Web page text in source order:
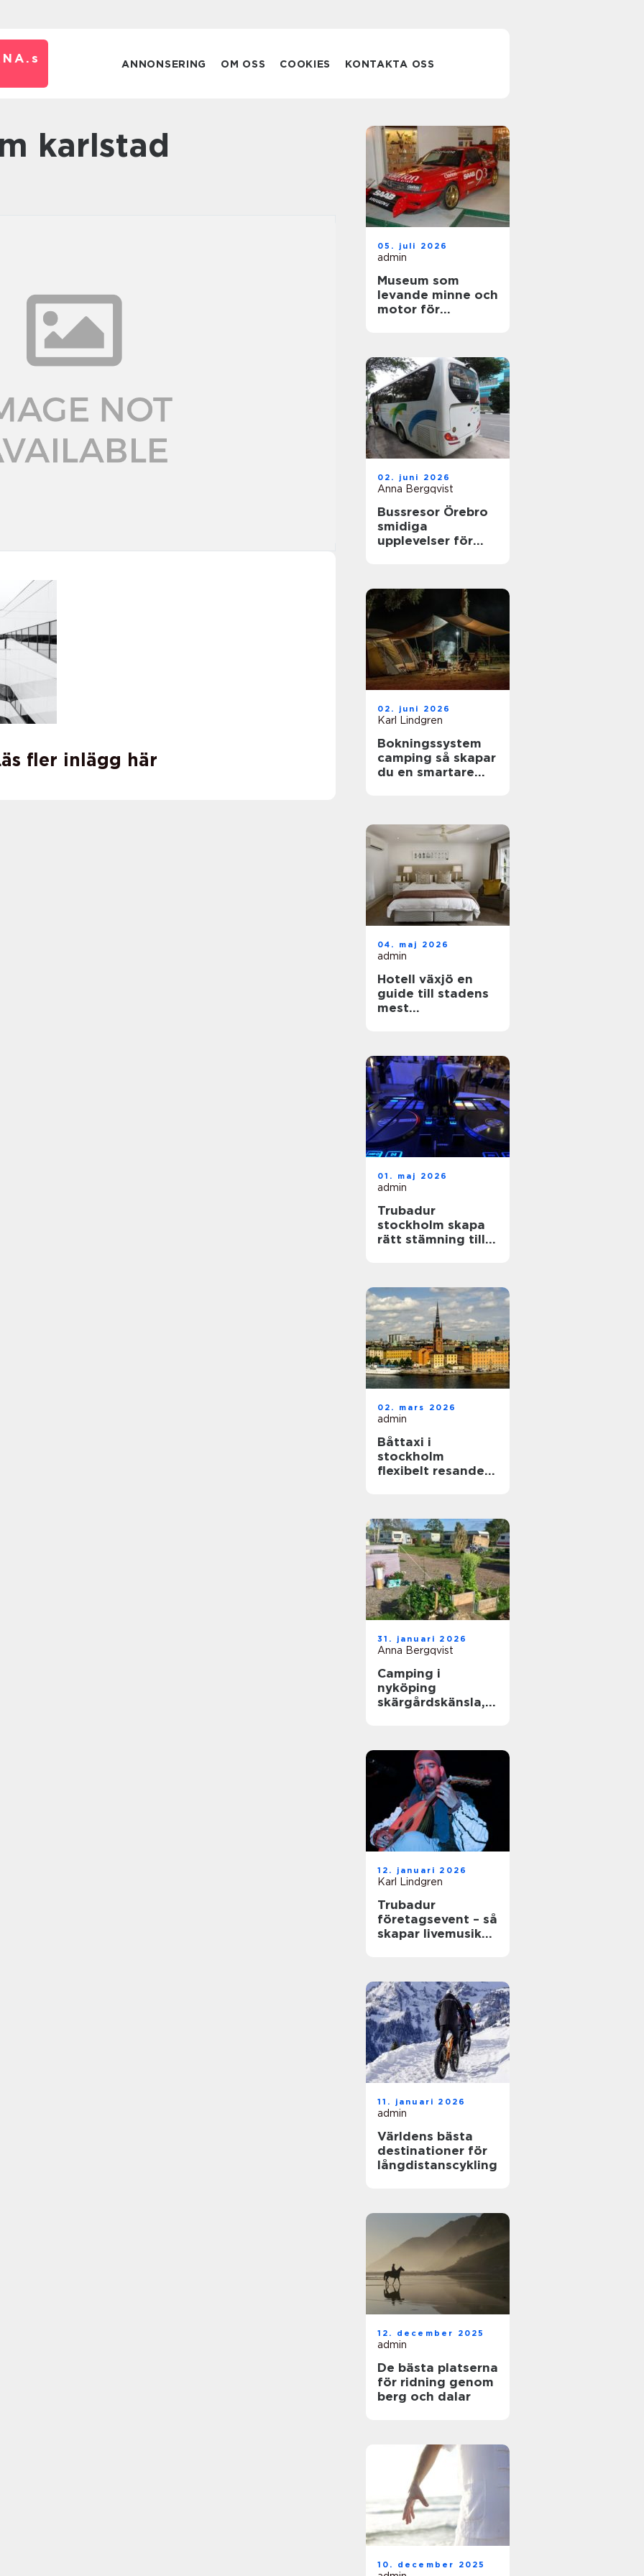
s ANNONSERING OM OSS COOKIES KONTAKTA OSS
karlstad
fler inlägg här
05. juli 2026
admin
Museum som
levande minne och
motor för
02. juni 2026
Anna Bergqvist
Bussresor Örebro
smidiga
upplevelser för
02. juni 2026
Karl Lindgren
Bokningssystem
camping så skapar
du en smartare
04. maj 2026
admin
Hotell växjö en
guide till stadens
mest
01. maj 2026
admin
Trubadur
stockholm skapa
rätt stämning till
02. mars 2026
admin
Båttaxi i
stockholm
flexibelt resande i
31. januari 2026
Anna Bergqvist
Camping i
nyköping
skärgårdskänsla,
12. januari 2026
Karl Lindgren
Trubadur
företagsevent – så
skapar livemusik
11. januari 2026
admin
Världens bästa
destinationer för
långdistanscykling
12. december 2025
admin
De bästa platserna
för ridning genom
berg och dalar
10. december 2025